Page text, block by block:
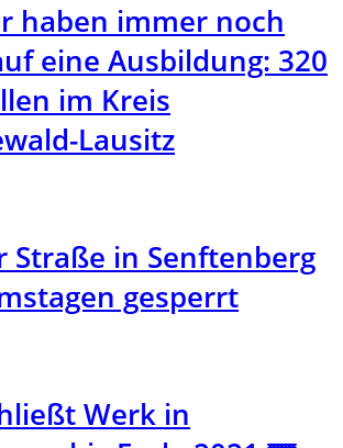
haben immer noch
eine Ausbildung: 320
im Kreis
Lausitz
Straße in Senftenberg
gesperrt
Werk in